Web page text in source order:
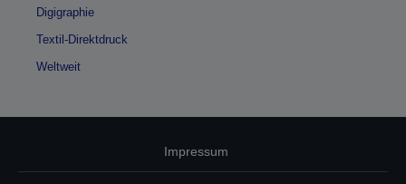
Digigraphie
Textil-Direktdruck
Weltweit
Impressum